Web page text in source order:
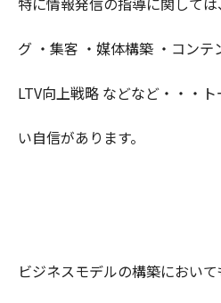
グ ・集客 ・媒体構築 ・コンテ
LTV向上戦略 などなど・・・
い自信があります。
ビジネスモデルの構築におい